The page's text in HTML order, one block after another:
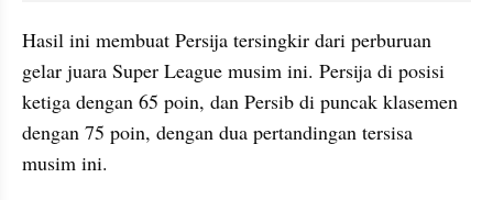
Hasil ini membuat Persija tersingkir dari perburuan
gelar juara Super League musim ini. Persija di posisi
ketiga dengan 65 poin, dan Persib di puncak klasemen
dengan 75 poin, dengan dua pertandingan tersisa
musim ini.